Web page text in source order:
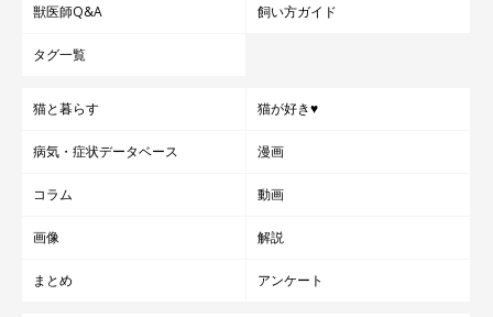
獣医師Q&A 飼い方ガイド
タグ一覧
猫と暮らす 猫が好き♥
病気・症状データベース 漫画
コラム 動画
画像 解説
まとめ アンケート